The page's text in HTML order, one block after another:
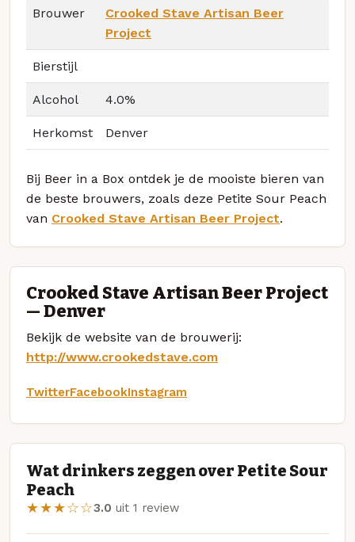
Brouwer
Crooked Stave Artisan Beer
Project
Bierstijl
Alcohol 4.0%
Herkomst Denver
Bij Beer in a Box ontdek je de mooiste bieren van
de beste brouwers, zoals deze Petite Sour Peach
van Crooked Stave Artisan Beer Project.
Crooked Stave Artisan Beer Project
— Denver
Bekijk de website van de brouwerij:
http://www.crookedstave.com
TwitterFacebookInstagram
Wat drinkers zeggen over Petite Sour
Peach
★★★☆☆3.0 uit 1 review